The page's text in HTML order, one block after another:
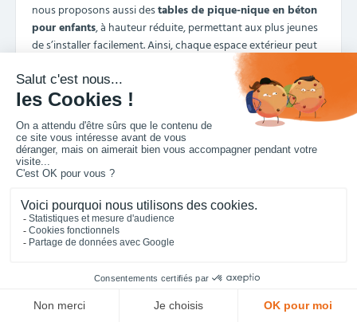
nous proposons aussi destables de pique-nique en béton
pour enfants, à hauteur réduite, permettant aux plus jeunes
de s’installer facilement. Ainsi, chaque espace extérieur peut
être équipé de manière fonctionnelle et esthétique, tout en
répondant aux besoins spécifiques de ses usagers.
Pour les parcs et jardins publics, vous pouvez aussi opter
pour destables de pique-nique extérieures en béton
aspect bois.
Table de pique-nique extérieure
en béton aspect bois
Table pique-nique en béton pour
Cofradis vous propose enfin une sélection de tables de pique-
nique en béton aspect bois, qui s’intégreront parfaitement